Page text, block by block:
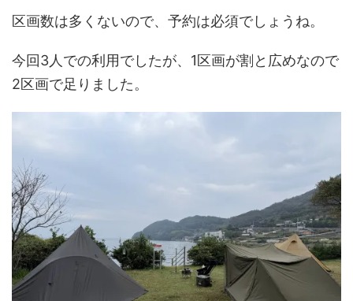
区画数は多くないので、予約は必須でしょうね。
今回3人での利用でしたが、1区画が割と広めなので
2区画で足りました。